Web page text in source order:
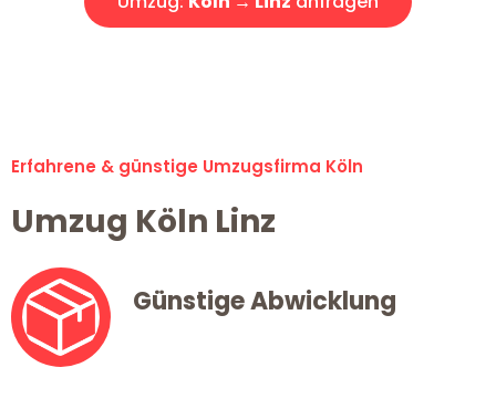
Erfahrene & günstige Umzugsfirma Köln
Umzug Köln Linz
Günstige Abwicklung